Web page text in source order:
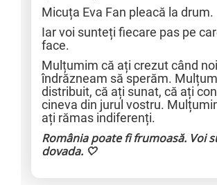
Micuța Eva Fan pleacă la drum.
Iar voi sunteți fiecare pas pe
face.
Mulțumim că ați crezut când
îndrăzneam să sperăm.
distribuit, că ați sunat, că ați
cineva din jurul vostru.
ați rămas indiferenți.
România poate fi frumoasă. Voi
dovada. 🤍